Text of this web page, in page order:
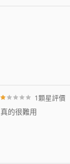
1顆星評價
真的很難用